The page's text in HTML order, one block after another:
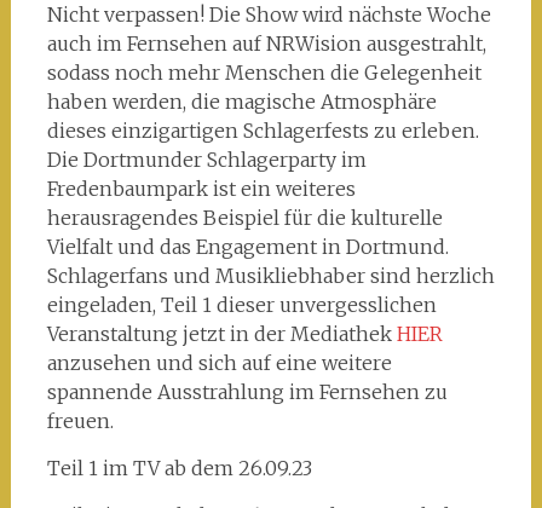
Nicht verpassen! Die Show wird nächste Woche
auch im Fernsehen auf NRWision ausgestrahlt,
sodass noch mehr Menschen die Gelegenheit
haben werden, die magische Atmosphäre
dieses einzigartigen Schlagerfests zu erleben.
Die Dortmunder Schlagerparty im
Fredenbaumpark ist ein weiteres
herausragendes Beispiel für die kulturelle
Vielfalt und das Engagement in Dortmund.
Schlagerfans und Musikliebhaber sind herzlich
eingeladen, Teil 1 dieser unvergesslichen
Veranstaltung jetzt in der Mediathek HIER
anzusehen und sich auf eine weitere
spannende Ausstrahlung im Fernsehen zu
freuen.
Teil 1 im TV ab dem 26.09.23